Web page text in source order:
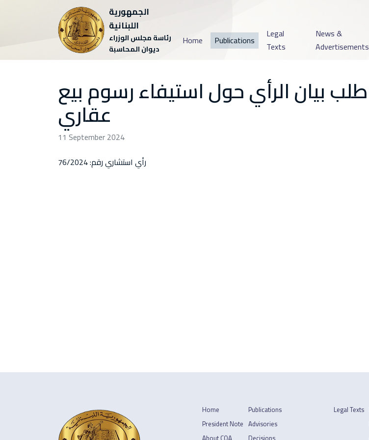
الجمهورية
اللبنانية
رئاسة مجلس الوزراء
ديوان المحاسبة
Home Publications
Legal
Texts
News &
Advertisements
طلب بيان الرأي حول استيفاء رسوم بيع
عقاري
11 September 2024
رأي استشاري رقم: 76/2024
Home
President Note
Publications
Advisories
Legal Texts